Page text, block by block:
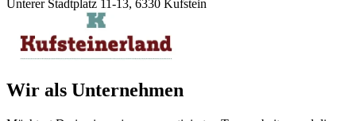
Unterer Stadtplatz 11-13, 6330 Kufstein
Wir als Unternehmen